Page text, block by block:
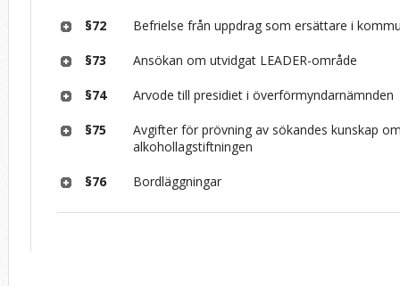
§72 Befrielse från uppdrag som ersättare i
§73 Ansökan om utvidgat LEADER-område
§74 Arvode till presidiet i överförmyndarnämnden
§75
Avgifter för prövning av sökandes kunskap
alkohollagstiftningen
§76 Bordläggningar